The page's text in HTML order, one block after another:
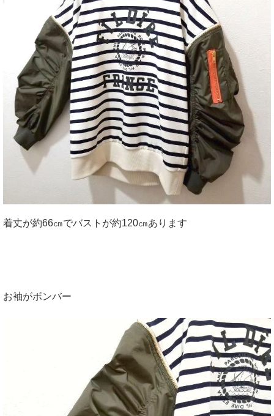
着丈が約66㎝でバストが約120㎝あります
お袖がボンバー